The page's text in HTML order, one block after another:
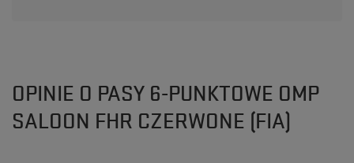
OPINIE O PASY 6-PUNKTOWE OMP
SALOON FHR CZERWONE (FIA)